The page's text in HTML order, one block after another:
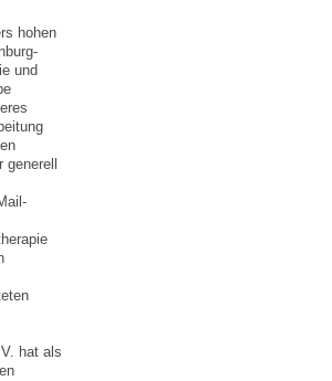
hohen
und
hat als